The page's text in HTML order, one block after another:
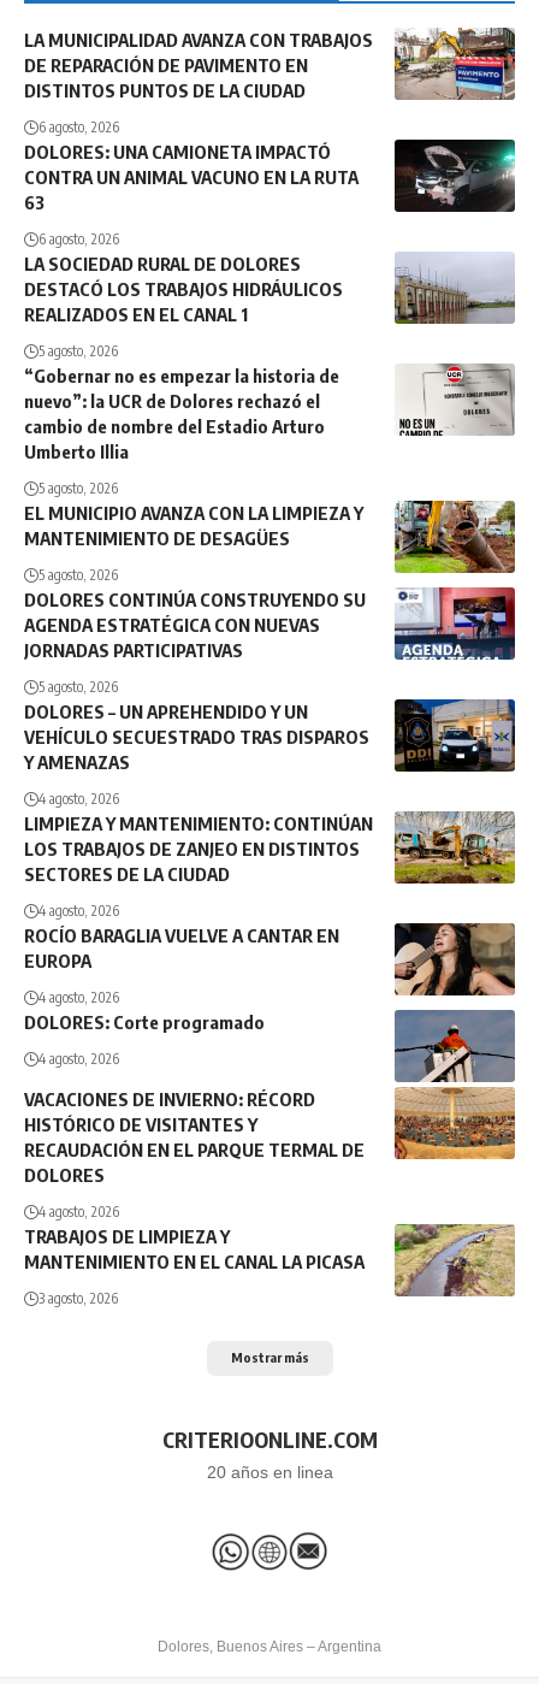
LA MUNICIPALIDAD AVANZA CON TRABAJOS
DE REPARACIÓN DE PAVIMENTO EN
DISTINTOS PUNTOS DE LA CIUDAD
6 agosto, 2026
DOLORES: UNA CAMIONETA IMPACTÓ
CONTRA UN ANIMAL VACUNO EN LA RUTA
63
6 agosto, 2026
LA SOCIEDAD RURAL DE DOLORES
DESTACÓ LOS TRABAJOS HIDRÁULICOS
REALIZADOS EN EL CANAL 1
5 agosto, 2026
“Gobernar no es empezar la historia de
nuevo”: la UCR de Dolores rechazó el
cambio de nombre del Estadio Arturo
Umberto Illia
5 agosto, 2026
EL MUNICIPIO AVANZA CON LA LIMPIEZA Y
MANTENIMIENTO DE DESAGÜES
5 agosto, 2026
DOLORES CONTINÚA CONSTRUYENDO SU
AGENDA ESTRATÉGICA CON NUEVAS
JORNADAS PARTICIPATIVAS
5 agosto, 2026
DOLORES – UN APREHENDIDO Y UN
VEHÍCULO SECUESTRADO TRAS DISPAROS
Y AMENAZAS
4 agosto, 2026
LIMPIEZA Y MANTENIMIENTO: CONTINÚAN
LOS TRABAJOS DE ZANJEO EN DISTINTOS
SECTORES DE LA CIUDAD
4 agosto, 2026
ROCÍO BARAGLIA VUELVE A CANTAR EN
EUROPA
4 agosto, 2026
DOLORES: Corte programado
4 agosto, 2026
VACACIONES DE INVIERNO: RÉCORD
HISTÓRICO DE VISITANTES Y
RECAUDACIÓN EN EL PARQUE TERMAL DE
DOLORES
4 agosto, 2026
TRABAJOS DE LIMPIEZA Y
MANTENIMIENTO EN EL CANAL LA PICASA
3 agosto, 2026
Mostrar más
CRITERIOONLINE.COM
20 años en linea
Dolores, Buenos Aires – Argentina